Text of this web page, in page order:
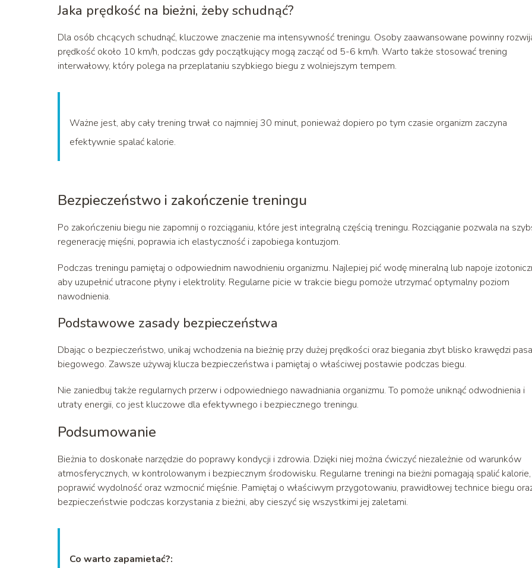
Jaka prędkość na bieżni, żeby schudnąć?
Dla osób chcących schudnąć, kluczowe znaczenie ma intensywność treningu. Osoby zaawansowane powinny
prędkość około 10 km/h, podczas gdy początkujący mogą zacząć od 5-6 km/h. Warto także stosować trening
interwałowy, który polega na przeplataniu szybkiego biegu z wolniejszym tempem.
Ważne jest, aby cały trening trwał co najmniej 30 minut, ponieważ dopiero po tym czasie organizm zaczyna
efektywnie spalać kalorie.
Bezpieczeństwo i zakończenie treningu
Po zakończeniu biegu nie zapomnij o rozciąganiu, które jest integralną częścią treningu. Rozciąganie pozwala na
regenerację mięśni, poprawia ich elastyczność i zapobiega kontuzjom.
Podczas treningu pamiętaj o odpowiednim nawodnieniu organizmu. Najlepiej pić wodę mineralną lub napoje
aby uzupełnić utracone płyny i elektrolity. Regularne picie w trakcie biegu pomoże utrzymać optymalny poziom
nawodnienia.
Podstawowe zasady bezpieczeństwa
Dbając o bezpieczeństwo, unikaj wchodzenia na bieżnię przy dużej prędkości oraz biegania zbyt blisko krawędzi pasa
biegowego. Zawsze używaj klucza bezpieczeństwa i pamiętaj o właściwej postawie podczas biegu.
Nie zaniedbuj także regularnych przerw i odpowiedniego nawadniania organizmu. To pomoże uniknąć odwodnienia i
utraty energii, co jest kluczowe dla efektywnego i bezpiecznego treningu.
Podsumowanie
Bieżnia to doskonałe narzędzie do poprawy kondycji i zdrowia. Dzięki niej można ćwiczyć niezależnie od warunków
atmosferycznych, w kontrolowanym i bezpiecznym środowisku. Regularne treningi na bieżni pomagają spalić kalorie,
poprawić wydolność oraz wzmocnić mięśnie. Pamiętaj o właściwym przygotowaniu, prawidłowej technice biegu
bezpieczeństwie podczas korzystania z bieżni, aby cieszyć się wszystkimi jej zaletami.
Co warto zapamietać?: